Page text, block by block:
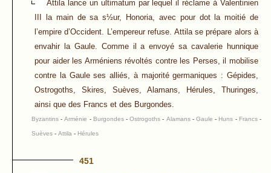
Attila lance un ultimatum par lequel il réclame à Valentinien
III la main de sa s½ur, Honoria, avec pour dot la moitié de
l’empire d’Occident. L’empereur refuse. Attila se prépare alors à
envahir la Gaule. Comme il a envoyé sa cavalerie hunnique
pour aider les Arméniens révoltés contre les Perses, il mobilise
contre la Gaule ses alliés, à majorité germaniques : Gépides,
Ostrogoths, Skires, Suèves, Alamans, Hérules, Thuringes,
ainsi que des Francs et des Burgondes.
Byzantins -Arménie - Burgondes-Ostrogoths - Alamans-Gaule - Huns - Francs-
Suèves - Attila - Hérules
451